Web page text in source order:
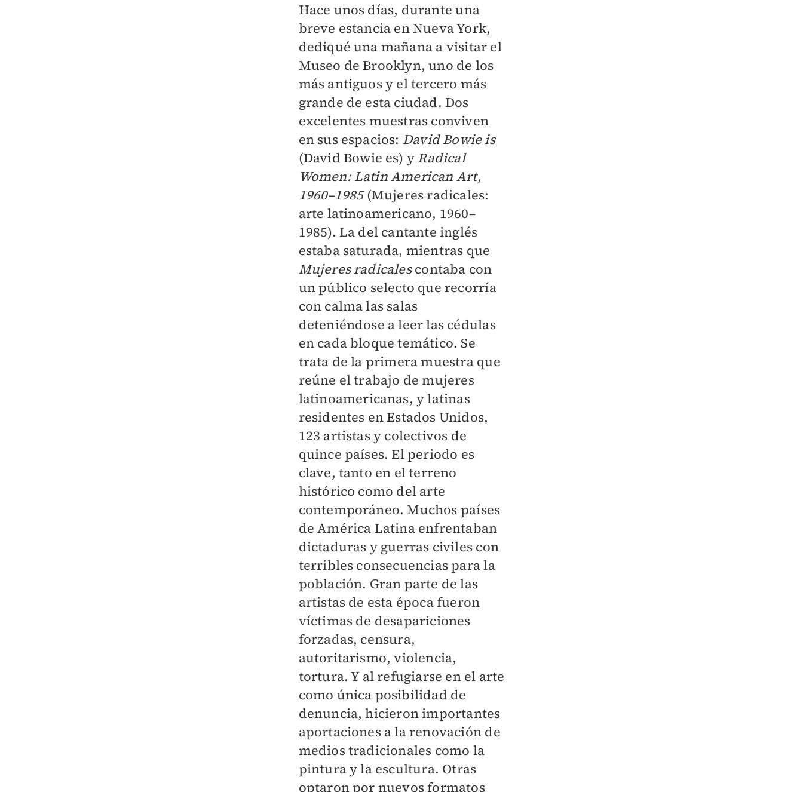
Hace unos días, durante una
breve estancia en Nueva York,
dediqué una mañana a visitar el
Museo de Brooklyn, uno de los
más antiguos y el tercero más
grande de esta ciudad. Dos
excelentes muestras conviven
en sus espacios: David Bowie is
(David Bowie es) y Radical
Women: Latin American Art,
1960–1985(Mujeres radicales:
arte latinoamericano, 1960–
1985). La del cantante inglés
estaba saturada, mientras que
Mujeres radicalescontaba con
un público selecto que recorría
con calma las salas
deteniéndose a leer las cédulas
en cada bloque temático. Se
trata de la primera muestra que
reúne el trabajo de mujeres
latinoamericanas, y latinas
residentes en Estados Unidos,
123 artistas y colectivos de
quince países. El periodo es
clave, tanto en el terreno
histórico como del arte
contemporáneo. Muchos países
de América Latina enfrentaban
dictaduras y guerras civiles con
terribles consecuencias para la
población. Gran parte de las
artistas de esta época fueron
víctimas de desapariciones
forzadas, censura,
autoritarismo, violencia,
tortura. Y al refugiarse en el arte
como única posibilidad de
denuncia, hicieron importantes
aportaciones a la renovación de
medios tradicionales como la
pintura y la escultura. Otras
optaron por nuevos formatos